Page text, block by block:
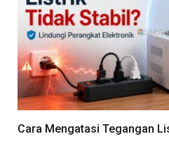
Cara Mengatasi Tegangan